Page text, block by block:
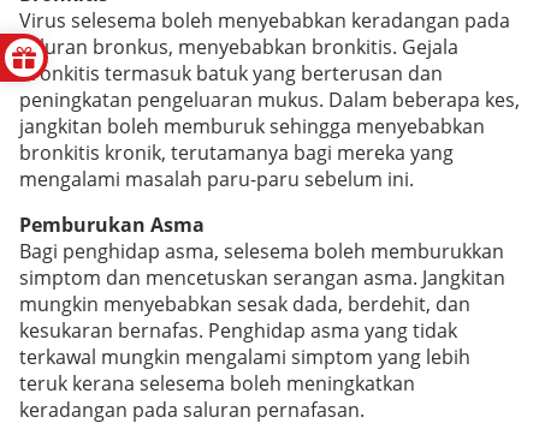
Virus selesema boleh menyebabkan keradangan pada
saluran bronkus, menyebabkan bronkitis. Gejala
bronkitis termasuk batuk yang berterusan dan
peningkatan pengeluaran mukus. Dalam beberapa kes,
jangkitan boleh memburuk sehingga menyebabkan
bronkitis kronik, terutamanya bagi mereka yang
mengalami masalah paru-paru sebelum ini.
Pemburukan Asma
Bagi penghidap asma, selesema boleh memburukkan
simptom dan mencetuskan serangan asma. Jangkitan
mungkin menyebabkan sesak dada, berdehit, dan
kesukaran bernafas. Penghidap asma yang tidak
terkawal mungkin mengalami simptom yang lebih
teruk kerana selesema boleh meningkatkan
keradangan pada saluran pernafasan.